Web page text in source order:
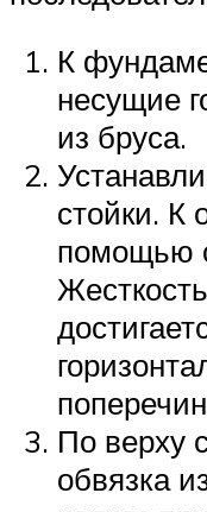
К
несущие
из бруса.
стойки. К
помощью
По верху
обвязка